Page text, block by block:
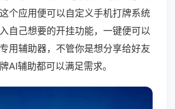
个应用便可以自定义手机打牌系统
自己想要的开挂功能，一键便可以
用辅助器，不管你是想分享给好友
AI辅助都可以满足需求。